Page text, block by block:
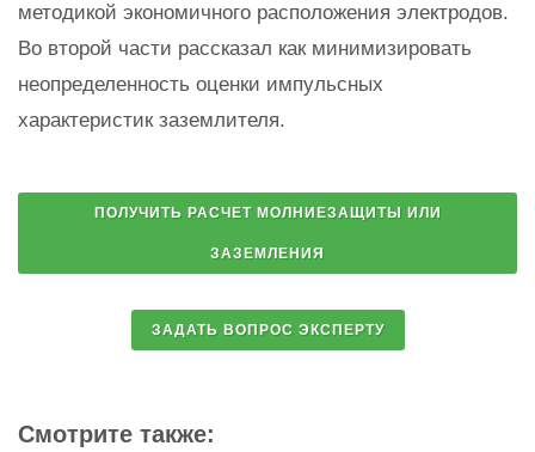
методикой экономичного расположения электродов.
Во второй части рассказал как минимизировать
неопределенность оценки импульсных
характеристик заземлителя.
Смотрите также: